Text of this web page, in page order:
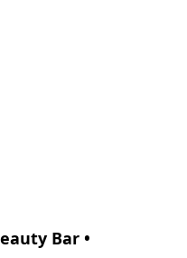
Bar •